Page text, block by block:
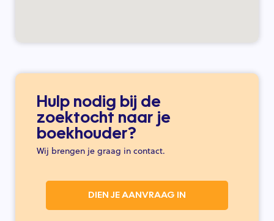
Hulp nodig bij de
zoektocht naar je
boekhouder?
Wij brengen je graag in contact.
DIEN JE AANVRAAG IN